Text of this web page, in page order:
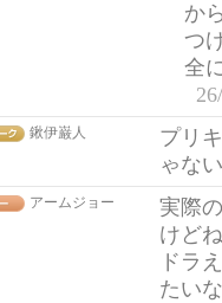
か
つ
全
鍬伊巌人
プリ
ゃな
アームジョー
実際
けどね
ドラ
たい